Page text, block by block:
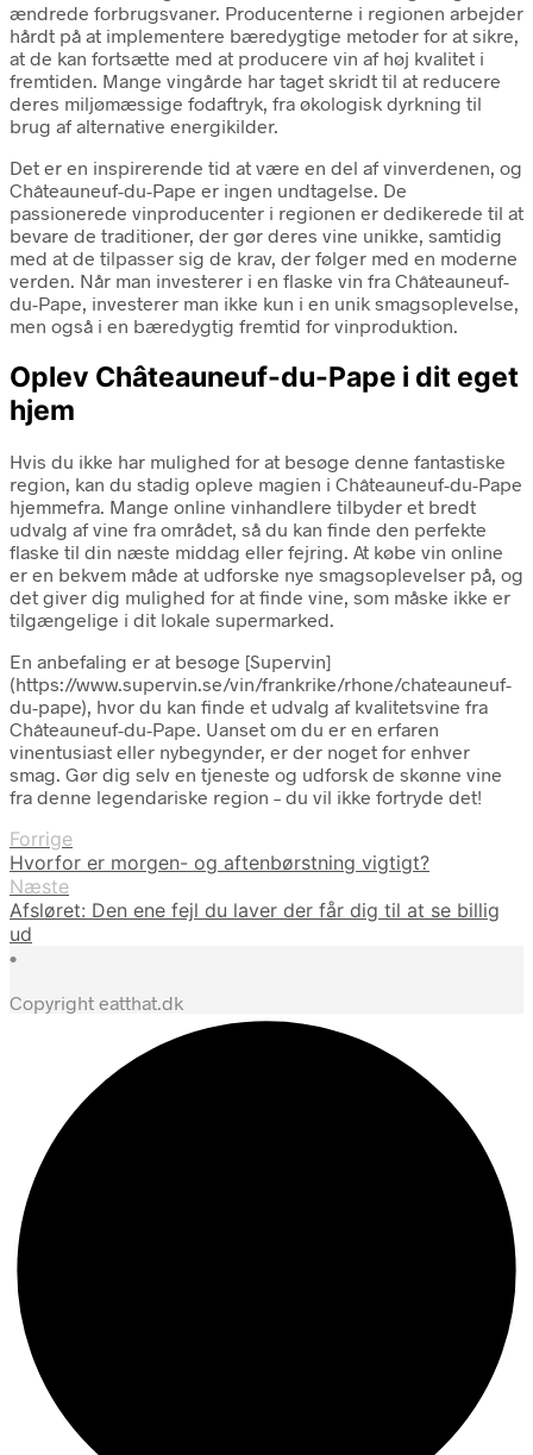
ændrede forbrugsvaner. Producenterne i regionen arbejder
hårdt på at implementere bæredygtige metoder for at sikre,
at de kan fortsætte med at producere vin af høj kvalitet i
fremtiden. Mange vingårde har taget skridt til at reducere
deres miljømæssige fodaftryk, fra økologisk dyrkning til
brug af alternative energikilder.
Det er en inspirerende tid at være en del af vinverdenen, og
Châteauneuf-du-Pape er ingen undtagelse. De
passionerede vinproducenter i regionen er dedikerede til at
bevare de traditioner, der gør deres vine unikke, samtidig
med at de tilpasser sig de krav, der følger med en moderne
verden. Når man investerer i en flaske vin fra Châteauneuf-
du-Pape, investerer man ikke kun i en unik smagsoplevelse,
men også i en bæredygtig fremtid for vinproduktion.
Oplev Châteauneuf-du-Pape i dit eget
hjem
Hvis du ikke har mulighed for at besøge denne fantastiske
region, kan du stadig opleve magien i Châteauneuf-du-Pape
hjemmefra. Mange online vinhandlere tilbyder et bredt
udvalg af vine fra området, så du kan finde den perfekte
flaske til din næste middag eller fejring. At købe vin online
er en bekvem måde at udforske nye smagsoplevelser på, og
det giver dig mulighed for at finde vine, som måske ikke er
tilgængelige i dit lokale supermarked.
En anbefaling er at besøge [Supervin]
(https://www.supervin.se/vin/frankrike/rhone/chateauneuf-
du-pape), hvor du kan finde et udvalg af kvalitetsvine fra
Châteauneuf-du-Pape. Uanset om du er en erfaren
vinentusiast eller nybegynder, er der noget for enhver
smag. Gør dig selv en tjeneste og udforsk de skønne vine
fra denne legendariske region – du vil ikke fortryde det!
Forrige
Hvorfor er morgen- og aftenbørstning vigtigt?
Næste
Afsløret: Den ene fejl du laver der får dig til at se billig
ud
•
Copyright eatthat.dk